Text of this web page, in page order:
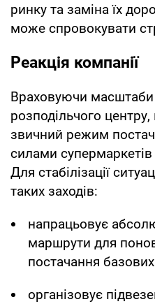
ринку та заміна їх
може спровокувати
Реакція компанії
Враховуючи масштаби
розподільчого
звичний режим
силами супермаркетів
Для стабілізації
таких заходів:
напрацьовує
маршрути для
постачання
організовує